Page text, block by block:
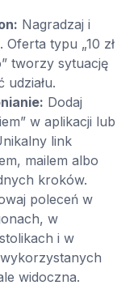
Nagradzaj i
typu „10 zł
tworzy sytuację
Dodaj
w aplikacji lub
link
mailem albo
kroków.
poleceń w
w
i w
widoczna.